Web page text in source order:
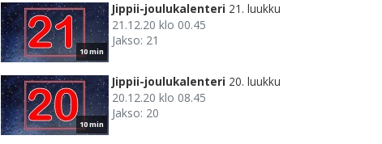
10 min
Jippii-joulukalenteri 21. luukku
21.12.20 klo 00.45
Jakso: 21
10 min
Jippii-joulukalenteri 20. luukku
20.12.20 klo 08.45
Jakso: 20